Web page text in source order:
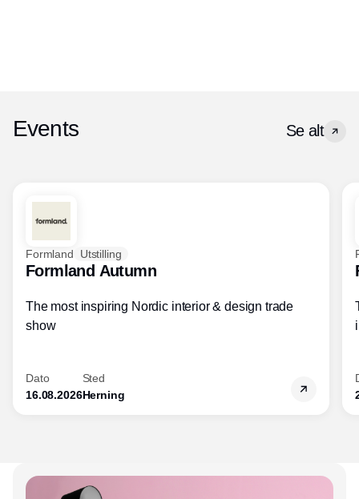
Events Se alt
Formland Utstilling
Formland Autumn
The most inspiring Nordic interior & design trade
show
Dato
16.08.2026
Sted
Herning